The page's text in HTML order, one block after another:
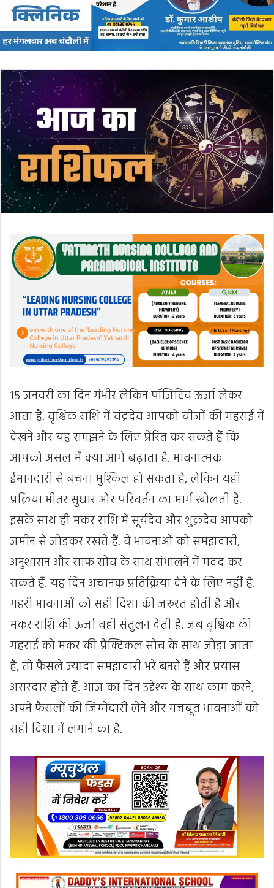
15 जनवरी का दिन गंभीर लेकिन पॉजिटिव ऊर्जा लेकर
आता है. वृश्चिक राशि में चंद्रदेव आपको चीजों की गहराई में
देखने और यह समझने के लिए प्रेरित कर सकते हैं कि
आपको असल में क्या आगे बढ़ाता है. भावनात्मक
ईमानदारी से बचना मुश्किल हो सकता है, लेकिन यही
प्रक्रिया भीतर सुधार और परिवर्तन का मार्ग खोलती है.
इसके साथ ही मकर राशि में सूर्यदेव और शुक्रदेव आपको
जमीन से जोड़कर रखते हैं. वे भावनाओं को समझदारी,
अनुशासन और साफ सोच के साथ संभालने में मदद कर
सकते हैं. यह दिन अचानक प्रतिक्रिया देने के लिए नहीं है.
गहरी भावनाओं को सही दिशा की जरूरत होती है और
मकर राशि की ऊर्जा वही संतुलन देती है. जब वृश्चिक की
गहराई को मकर की प्रैक्टिकल सोच के साथ जोड़ा जाता
है, तो फैसले ज्यादा समझदारी भरे बनते हैं और प्रयास
असरदार होते हैं. आज का दिन उद्देश्य के साथ काम करने,
अपने फैसलों की जिम्मेदारी लेने और मजबूत भावनाओं को
सही दिशा में लगाने का है.